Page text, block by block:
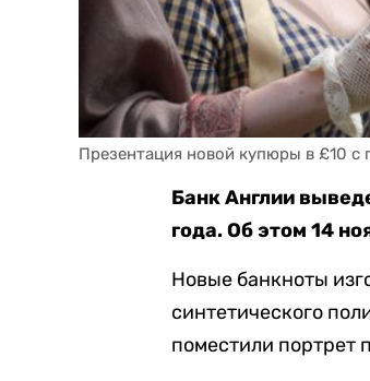
Презентация новой купюры в £10
Банк Англии
года. Об этом 14
Новые банкноты
синтетического
поместили портрет